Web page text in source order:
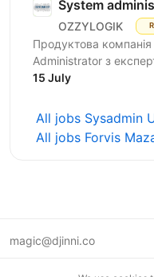
System
OZZYLOGIK
Продуктова
Administrator з
технологіях та
15 July
All jobs Sysadmin
All jobs Forvis
magic@djinni.co